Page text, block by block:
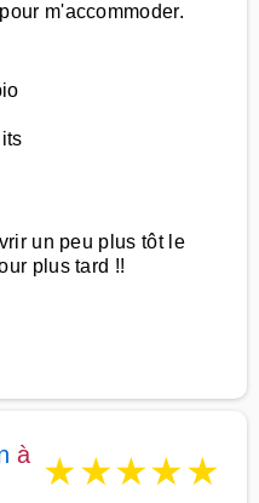
m'accommoder.
un peu plus tôt le
plus tard !!
à ★★★★★